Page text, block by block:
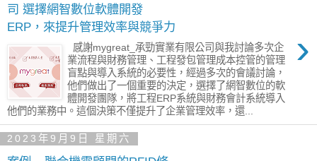
司 選擇網智數位軟體開發
ERP，來提升管理效率與競爭力
›
感謝mygreat_承勁實業有限公司與我討論多次企
業流程與財務管理、工程發包管理成本控管的管理
盲點與導入系統的必要性，經過多次的會議討論，
他們做出了一個重要的決定，選擇了網智數位的軟
體開發團隊，將工程ERP系統與財務會計系統導入
他們的業務中。這個決策不僅提升了企業管理效率，還...
2023年9月9日 星期六